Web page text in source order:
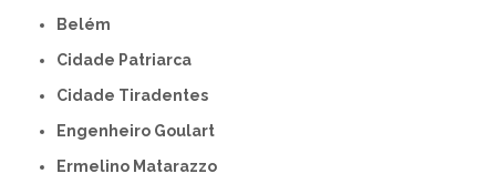
Belém
Cidade Patriarca
Cidade Tiradentes
Engenheiro Goulart
Ermelino Matarazzo